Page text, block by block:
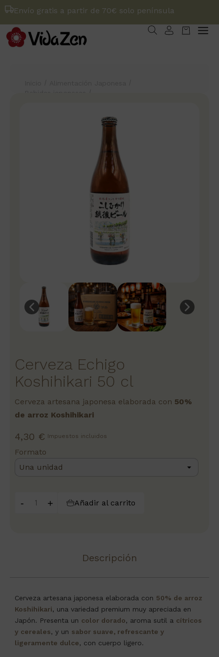
Envío gratis a partir de 70€ solo península
Cerveza Echigo
Koshihikari 50 cl
Cerveza artesana japonesa elaborada con 50%
de arroz Koshihikari
4,30 € Impuestos incluidos
Formato
- + Añadir al carrito
Descripción
Cerveza artesana japonesa elaborada con 50% de arroz
Koshihikari, una variedad premium muy apreciada en
Japón. Presenta un color dorado, aroma sutil a cítricos
y cereales, y un sabor suave, refrescante y
ligeramente dulce, con cuerpo ligero.